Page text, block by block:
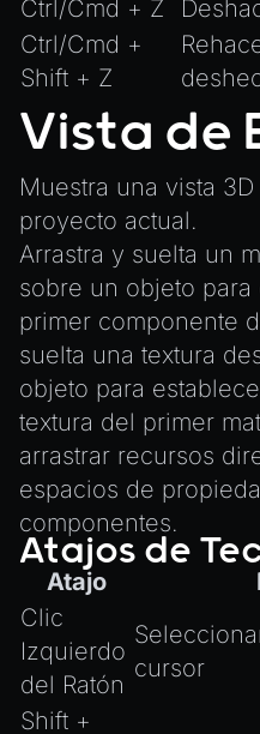
Ctrl/Cmd + Z
Ctrl/Cmd +
Shift + Z
Vista de
Muestra una vista
proyecto actual.
Arrastra y suelta un
sobre un objeto
primer componente
suelta una textura
objeto para
textura del primer
arrastrar recursos
espacios de
componentes.
Atajos de
Atajo
Clic
Izquierdo
del Ratón
cursor
Shift +
Scene
SceneResource
Skin
Texture
UTILS
BitSet
CBORReader
DefaultPropertyCloner
Emitter
GLTFExtensions
Interfaces
Logger
math
RetainEmitter
XRSessionState